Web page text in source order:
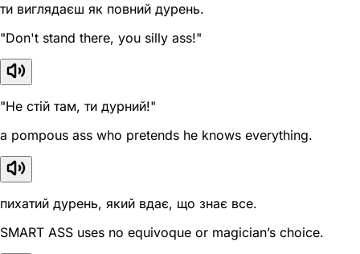
ти виглядаєш як повний дурень.
"Don't stand there, you silly ass!"
"Не стій там, ти дурний!"
a pompous ass who pretends he knows everything.
пихатий дурень, який вдає, що знає все.
SMART ASS uses no equivoque or magician’s choice.